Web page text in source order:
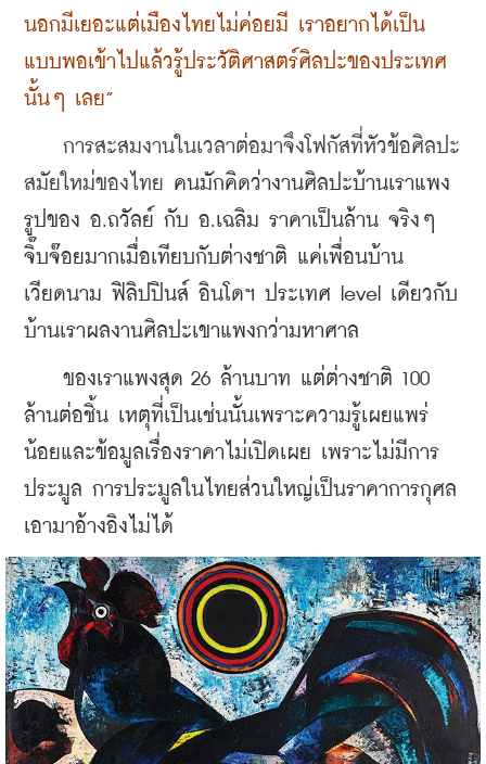
นอกมีเยอะแต่เมืองไทยไม่ค่อยมี เราอยากได้เป็น
แบบพอเข้าไปแล้วรู้ประวัติศาสตร์ศิลปะของประเทศ
นั้นๆ เลย”
การสะสมงานในเวลาต่อมาจึงโฟกัสที่หัวข้อศิลปะ
สมัยใหม่ของไทย คนมักคิดว่างานศิลปะบ้านเราแพง
รูปของ อ.ถวัลย์ กับ อ.เฉลิม ราคาเป็นล้าน จริงๆ
จิ๊บจ๊อยมากเมื่อเทียบกับต่างชาติ แค่เพื่อนบ้าน
เวียดนาม ฟิลิปปินส์ อินโดฯ ประเทศ level เดียวกับ
บ้านเราผลงานศิลปะเขาแพงกว่ามหาศาล
ของเราแพงสุด 26 ล้านบาท แต่ต่างชาติ 100
ล้านต่อชิ้น เหตุที่เป็นเช่นนั้นเพราะความรู้เผยแพร่
น้อยและข้อมูลเรื่องราคาไม่เปิดเผย เพราะไม่มีการ
ประมูล การประมูลในไทยส่วนใหญ่เป็นราคาการกุศล
เอามาอ้างอิงไม่ได้